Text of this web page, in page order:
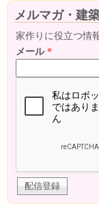
メルマガ・建
家作りに役立つ情
メール*